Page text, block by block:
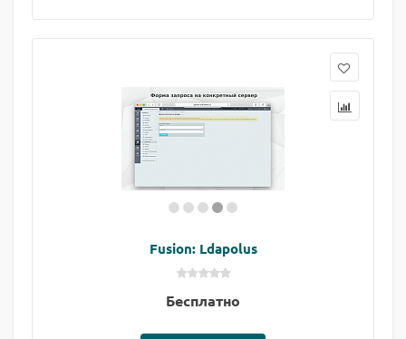
Fusion: Ldapolus
Бесплатно